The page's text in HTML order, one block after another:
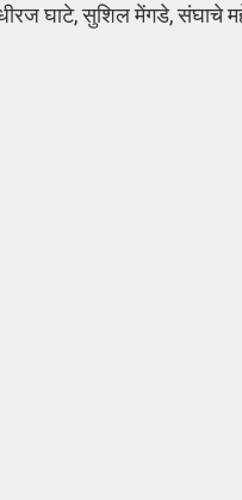
घाटे, सुशिल मेंगडे, संघाचे